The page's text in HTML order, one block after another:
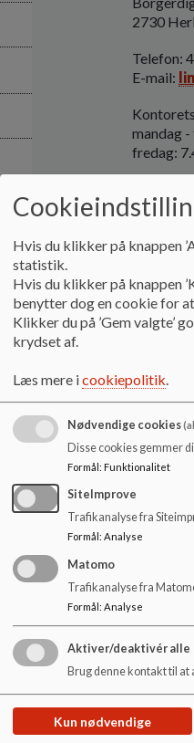
2730
Telefon:
E-mail:
mandag
fredag:
E-mail:
Klub
SFO
E-mail:
Sekretær
E-mail:
Hvis du klikker på knappen
statistik.
Hvis du klikker på knappen
benytter dog en cookie for
Klikker du på ’Gem valgte’
krydset af.
Læs mere icookiepolitik.
Nødvendige cookies
Disse cookies gemmer
Formål: Funktionalitet
SiteImprove
Trafikanalyse fra
Formål : Analyse
Matomo
Trafikanalyse fra
Formål : Analyse
Aktiver/deaktivér alle
Brug denne kontakt til
Kun nødvendige